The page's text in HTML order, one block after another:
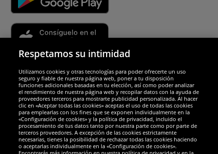
Socios y seguridad
Galardones
Respetamos su intimidad
Utilizamos cookies y otras tecnologías para poder ofrecerte un uso
seguro y fiable de nuestra página web, poner a tu disposición
funciones adicionales basadas en tu elección, así como poder analizar
el rendimiento de nuestra página web y recopilar datos con la ayuda de
proveedores terceros para mostrarte publicidad personalizada. Al hacer
clic en «Aceptar todas las cookies» aceptas el uso de todas las cookies
para emplearlas con los fines que se exponen individualmente en la
«Configuración de cookies» y la política de privacidad, incluido el
procesamiento de tus datos tanto por nuestra parte como por parte de
terceros proveedores. A excepción de las cookies estrictamente
necesarias, tienes la posibilidad de rechazar todas las cookies haciendo
o aceptarlas individualmente en la «Configuración de cookies».